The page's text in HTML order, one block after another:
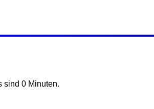
sind 0 Minuten.